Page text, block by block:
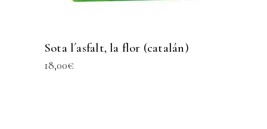
Sota l´asfalt, la flor (catalán)
18,00€